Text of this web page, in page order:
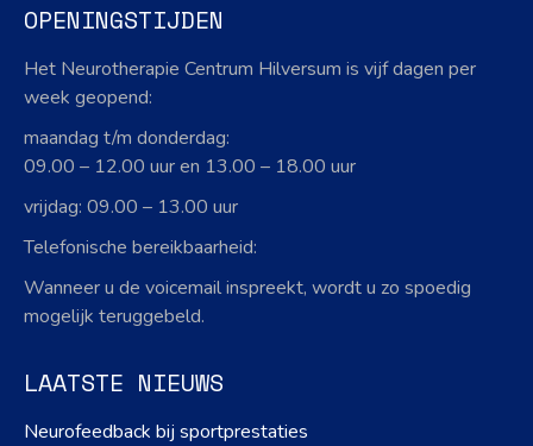
opens
in
new
opens
new
OPENINGSTIJDEN
Het Neurotherapie Centrum Hilversum is vijf dagen per
week geopend:
maandag t/m donderdag:
09.00 – 12.00 uur en 13.00 – 18.00 uur
vrijdag: 09.00 – 13.00 uur
Telefonische bereikbaarheid:
Wanneer u de voicemail inspreekt, wordt u zo spoedig
mogelijk teruggebeld.
LAATSTE NIEUWS
Neurofeedback bij sportprestaties